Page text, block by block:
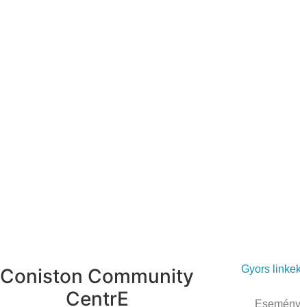
Coniston Community
CentrE
Gyors